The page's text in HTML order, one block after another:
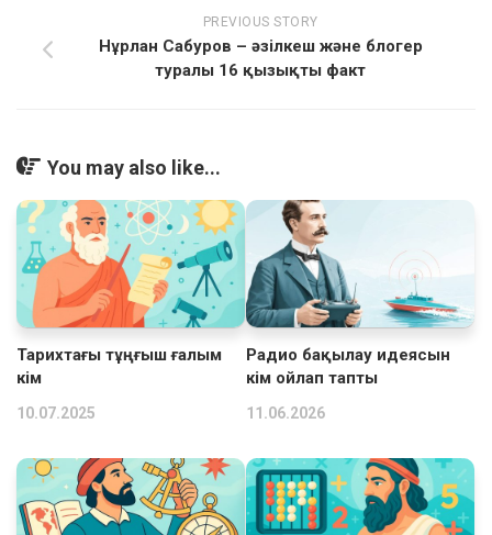
PREVIOUS STORY
Нұрлан Сабуров – әзілкеш және блогер
туралы 16 қызықты факт
You may also like...
Тарихтағы тұңғыш ғалым
кім
10.07.2025
Радио бақылау идеясын
кім ойлап тапты
11.06.2026